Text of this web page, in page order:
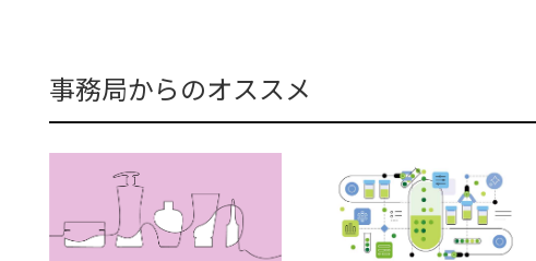
事務局からのオススメ